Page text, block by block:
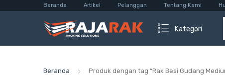
Beranda Artikel Pelanggan Tentang Kami
Kategori
Beranda Produk dengan tag “Rak Besi Gudang